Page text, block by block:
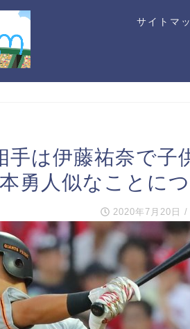
サイトマ
手は伊藤祐奈で子
勇人似なことに
2020年7月20日 /